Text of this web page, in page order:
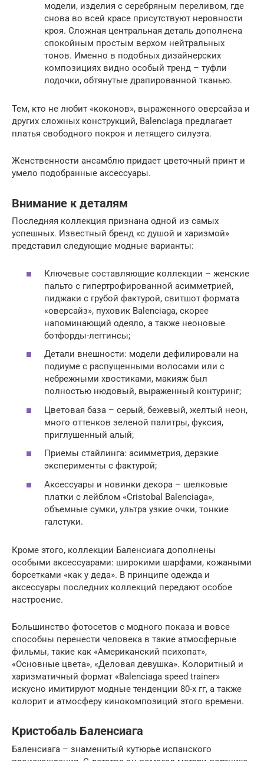
модели, изделия с серебряным переливом, где
снова во всей красе присутствуют неровности
кроя. Сложная центральная деталь дополнена
спокойным простым верхом нейтральных
тонов. Именно в подобных дизайнерских
композициях видно особый тренд – туфли
лодочки, обтянутые драпированной тканью.
Тем, кто не любит «коконов», выраженного оверсайза и
других сложных конструкций, Balenciaga предлагает
платья свободного покроя и летящего силуэта.
Женственности ансамблю придает цветочный принт и
умело подобранные аксессуары.
Внимание к деталям
Последняя коллекция признана одной из самых
успешных. Известный бренд «с душой и харизмой»
представил следующие модные варианты:
Ключевые составляющие коллекции – женские
пальто с гипертрофированной асимметрией,
пиджаки с грубой фактурой, свитшот формата
«оверсайз», пуховик Balenciaga, скорее
напоминающий одеяло, а также неоновые
ботфорды-леггинсы;
Детали внешности: модели дефилировали на
подиуме с распущенными волосами или с
небрежными хвостиками, макияж был
полностью нюдовый, выраженный контуринг;
Цветовая база – серый, бежевый, желтый неон,
много оттенков зеленой палитры, фуксия,
приглушенный алый;
Приемы стайлинга: асимметрия, дерзкие
эксперименты с фактурой;
Аксессуары и новинки декора – шелковые
платки с лейблом «Cristobal Balenciaga»,
объемные сумки, ультра узкие очки, тонкие
галстуки.
Кроме этого, коллекции Баленсиага дополнены
особыми аксессуарами: широкими шарфами, кожаными
борсетками «как у деда». В принципе одежда и
аксессуары последних коллекций передают особое
настроение.
Большинство фотосетов с модного показа и вовсе
способны перенести человека в такие атмосферные
фильмы, такие как «Американский психопат»,
«Основные цвета», «Деловая девушка». Колоритный и
харизматичный формат «Balenciaga speed trainer»
искусно имитируют модные тенденции 80-х гг, а также
колорит и атмосферу кинокомпозиций этого времени.
Кристобаль Баленсиага
Баленсиага – знаменитый кутюрье испанского